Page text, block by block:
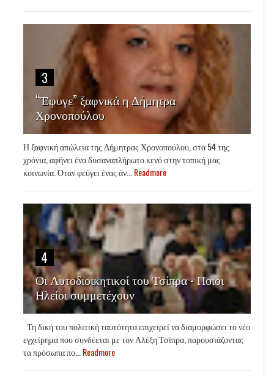
3
“Έφυγε” ξαφνικά η Δήμητρα
Χρονοπούλου
Η ξαφνική απώλεια της Δήμητρας Χρονοπούλου, στα 54 της
χρόνια, αφήνει ένα δυσαναπλήρωτο κενό στην τοπική μας
κοινωνία. Όταν φεύγει ένας άν...Readmore
4
Οι Αυτοδιοικητικοί του Τσίπρα - Ποιοι
Ηλείοι συμμετέχουν
Τη δική του πολιτική ταυτότητα επιχειρεί να διαμορφώσει το νέο
εγχείρημα που συνδέεται με τον Αλέξη Τσίπρα, παρουσιάζοντας
τα πρόσωπα πο...Readmore